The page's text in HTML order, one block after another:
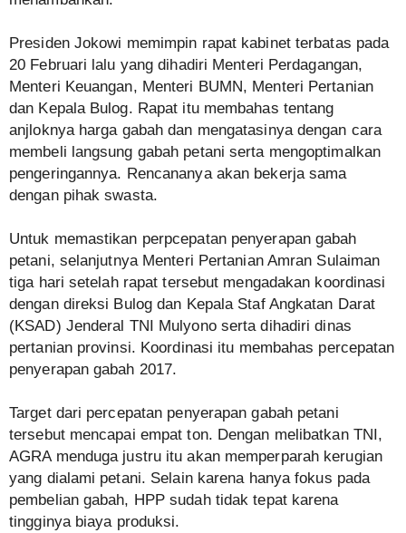
Presiden Jokowi memimpin rapat kabinet terbatas pada
20 Februari lalu yang dihadiri Menteri Perdagangan,
Menteri Keuangan, Menteri BUMN, Menteri Pertanian
dan Kepala Bulog. Rapat itu membahas tentang
anjloknya harga gabah dan mengatasinya dengan cara
membeli langsung gabah petani serta mengoptimalkan
pengeringannya. Rencananya akan bekerja sama
dengan pihak swasta.
Untuk memastikan perpcepatan penyerapan gabah
petani, selanjutnya Menteri Pertanian Amran Sulaiman
tiga hari setelah rapat tersebut mengadakan koordinasi
dengan direksi Bulog dan Kepala Staf Angkatan Darat
(KSAD) Jenderal TNI Mulyono serta dihadiri dinas
pertanian provinsi. Koordinasi itu membahas percepatan
penyerapan gabah 2017.
Target dari percepatan penyerapan gabah petani
tersebut mencapai empat ton. Dengan melibatkan TNI,
AGRA menduga justru itu akan memperparah kerugian
yang dialami petani. Selain karena hanya fokus pada
pembelian gabah, HPP sudah tidak tepat karena
tingginya biaya produksi.